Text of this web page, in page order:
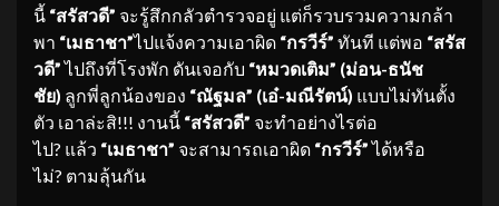
นี้ “สรัสวดี” จะรู้สึกกลัวตำรวจอยู่ แต่ก็รวบรวมความกล้า
พา “เมธาชา”ไปแจ้งความเอาผิด “กรวีร์” ทันที แต่พอ “สรัส
วดี”ไปถึงที่โรงพัก ดันเจอกับ “หมวดเติม” (ม่อน-ธนัช
ชัย) ลูกพี่ลูกน้องของ “ณัฐมล” (เอ๋-มณีรัตน์) แบบไม่ทันตั้ง
ตัว เอาล่ะสิ!!! งานนี้ “สรัสวดี” จะทำอย่างไรต่อ
ไป? แล้ว “เมธาชา” จะสามารถเอาผิด “กรวีร์”ได้หรือ
ไม่? ตามลุ้นกัน